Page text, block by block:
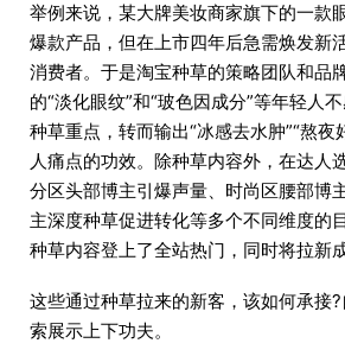
举例来说，某大牌美妆商家旗下的一款
爆款产品，但在上市四年后急需焕发新
消费者。于是淘宝种草的策略团队和品
的“淡化眼纹”和“玻色因成分”等年轻人
种草重点，转而输出“冰感去水肿”“熬夜
人痛点的功效。除种草内容外，在达人
分区头部博主引爆声量、时尚区腰部博
主深度种草促进转化等多个不同维度的
种草内容登上了全站热门，同时将拉新
这些通过种草拉来的新客，该如何承接
索展示上下功夫。